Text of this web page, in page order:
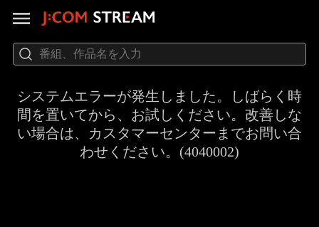
システムエラーが発生しました。しばらく時
間を置いてから、お試しください。改善しな
い場合は、カスタマーセンターまでお問い合
わせください。(4040002)